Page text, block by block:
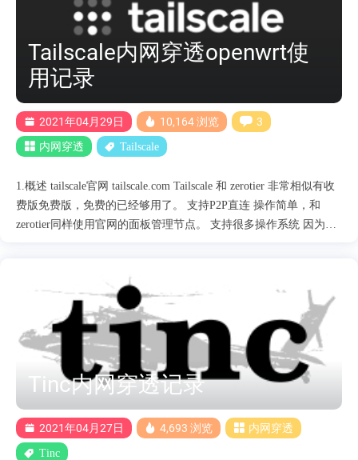
/usr/lib/systemd/system/ratholes.service # centos vim
/etc/systemd/system/ratholes.serv....
Tailscale内网穿透openwrt使
用记录
2021年04月29日 10,164 浏览 3
内网穿透 Tailscale
1.概述 tailscale官网 tailscale.com Tailscale 和 zerotier 非常相似有收
费版免费版，免费的已经够用了。 支持P2P直连 操作简单，和
zerotier同样使用官网的面板管理节点。 支持很多操作系统 因为没
set-up-tailscale-on-my-wifi-router/ tailscale-procd 守护进程
https://gist.github.com/willangley/9adf3e34b3c4c7046b1f638647415dae
2.安装 官网支持的系统安装都很简单直接按提示下载安装即可。
linux 的选择完操作系统下面有命令，一条一条输入即可。 在执行
tailscale up命令 会生成一个URL地址，复制到浏览器登陆即可。
3.opnwrt 安装配置 先安装依赖 opkg update opkg install libustream-
openssl ca-bun....
Tinc内网穿透记录
2021年04月27日 4,693 浏览 内网穿透
Tinc